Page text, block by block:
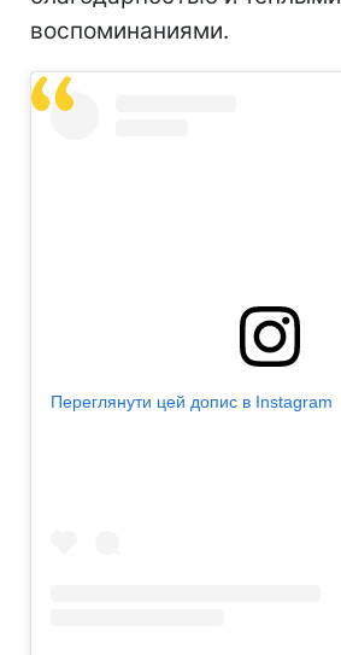
воспоминаниями.
Переглянути цей допис в Instagram